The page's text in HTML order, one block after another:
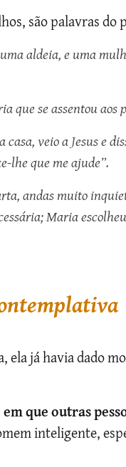
são palavras do
aldeia, e uma
se assentou aos
veio a Jesus e
lhe que me ajude”.
andas muito
Maria
já havia dado
que outras
inteligente,